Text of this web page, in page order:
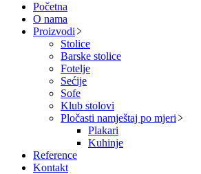
Početna
O nama
Proizvodi
Stolice
Barske stolice
Fotelje
Sećije
Sofe
Klub stolovi
Pločasti namještaj po mjeri
Plakari
Kuhinje
Reference
Kontakt